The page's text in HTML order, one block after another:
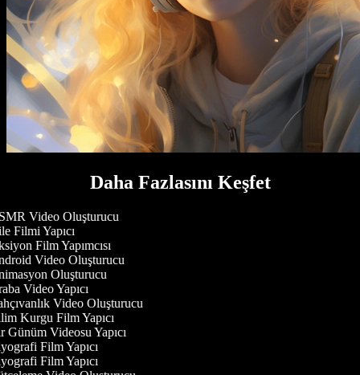
Daha Fazlasını Keşfet
Video Oluşturucu
Filmi Yapıcı
Film Yapımcısı
Video Oluşturucu
Oluşturucu
Video Yapıcı
Video Oluşturucu
Kurgu Film Yapıcı
Videosu Yapıcı
Film Yapıcı
Film Yapıcı